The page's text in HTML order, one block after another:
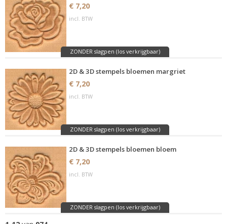
€ 7,20
incl. BTW
ZONDER slagpen (los verkrijgbaar)
2D & 3D stempels bloemen margriet
€ 7,20
incl. BTW
ZONDER slagpen (los verkrijgbaar)
2D & 3D stempels bloemen bloem
€ 7,20
incl. BTW
ZONDER slagpen (los verkrijgbaar)